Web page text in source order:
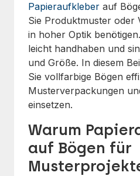
Papieraufkleber auf
Sie Produktmuster oder
in hoher Optik
leicht handhaben und
und Größe. In diesem
Sie vollfarbige Bögen
Musterverpackungen
einsetzen.
Warum
auf Bögen für